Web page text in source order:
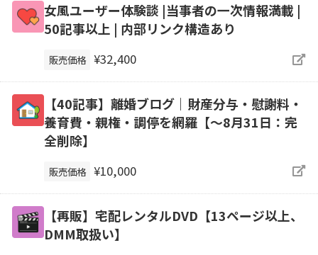
女風ユーザー体験談 |当事者の一次情報満載 |
50記事以上 | 内部リンク構造あり
販売価格 ¥32,400
【40記事】離婚ブログ｜財産分与・慰謝料・
養育費・親権・調停を網羅【～8月31日：完
全削除】
販売価格 ¥10,000
【再販】宅配レンタルDVD【13ページ以上、
DMM取扱い】